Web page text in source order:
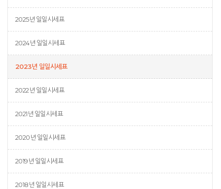
2025년 일일시세표
2024년 일일시세표
2023년 일일시세표
2022년 일일시세표
2021년 일일시세표
2020년 일일시세표
2019년 일일시세표
2018년 일일시세표